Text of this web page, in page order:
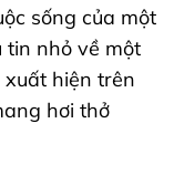
sống của một
tin nhỏ về một
hiện trên
hơi thở